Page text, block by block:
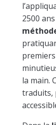
2500
premiers
la main.
traduits,